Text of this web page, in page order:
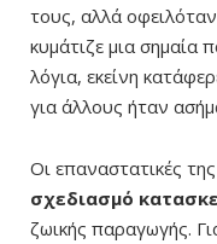
τους, αλλά
κυμάτιζε μια
λόγια, εκείνη
για άλλους ήταν
Οι επαναστατικές
σχεδιασμό
ζωικής παραγωγής.